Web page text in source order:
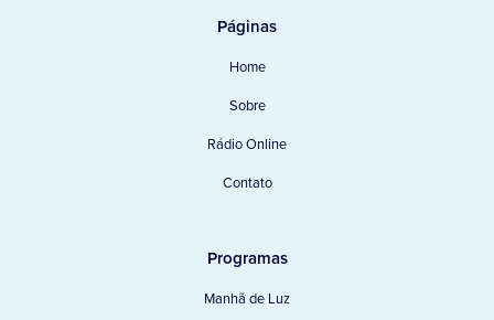
Páginas
Home
Sobre
Rádio Online
Contato
Programas
Manhã de Luz